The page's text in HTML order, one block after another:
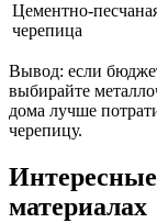
Цементно-
черепица
Вывод: если
выбирайте
дома лучше
черепицу.
материалах